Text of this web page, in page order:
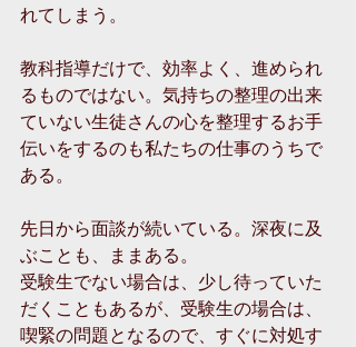
れてしまう。
教科指導だけで、効率よく、進められ
るものではない。気持ちの整理の出来
ていない生徒さんの心を整理するお手
伝いをするのも私たちの仕事のうちで
ある。
先日から面談が続いている。深夜に及
ぶことも、ままある。
受験生でない場合は、少し待っていた
だくこともあるが、受験生の場合は、
喫緊の問題となるので、すぐに対処す